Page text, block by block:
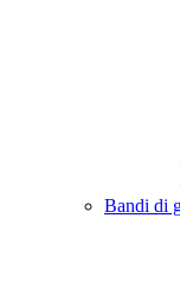
Bandi di